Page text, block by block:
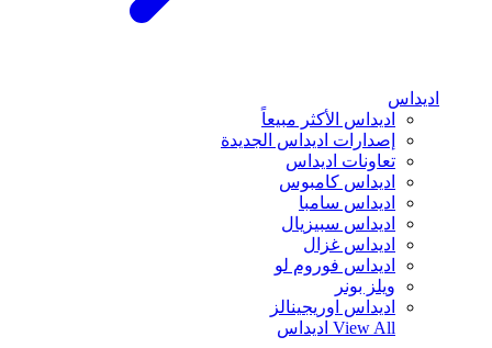
اديداس
اديداس الأكثر مبيعاً
إصدارات اديداس الجديدة
تعاونات اديداس
اديداس كامبوس
اديداس سامبا
اديداس سبيزيال
اديداس غزال
اديداس فوروم لو
ويلز بونر
اديداس اوريجينالز
View All اديداس